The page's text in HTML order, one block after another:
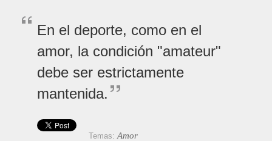
En el deporte, como en el
amor, la condición "amateur"
debe ser estrictamente
mantenida.
Temas: Amor